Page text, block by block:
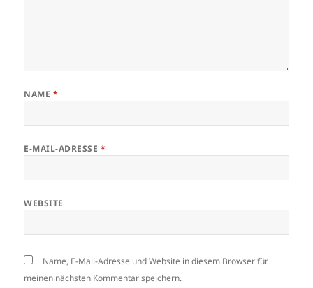
NAME *
E-MAIL-ADRESSE *
WEBSITE
Name, E-Mail-Adresse und Website in diesem Browser für
meinen nächsten Kommentar speichern.